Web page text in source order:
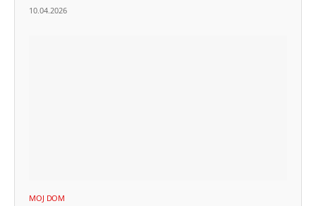
10.04.2026
MOJ DOM